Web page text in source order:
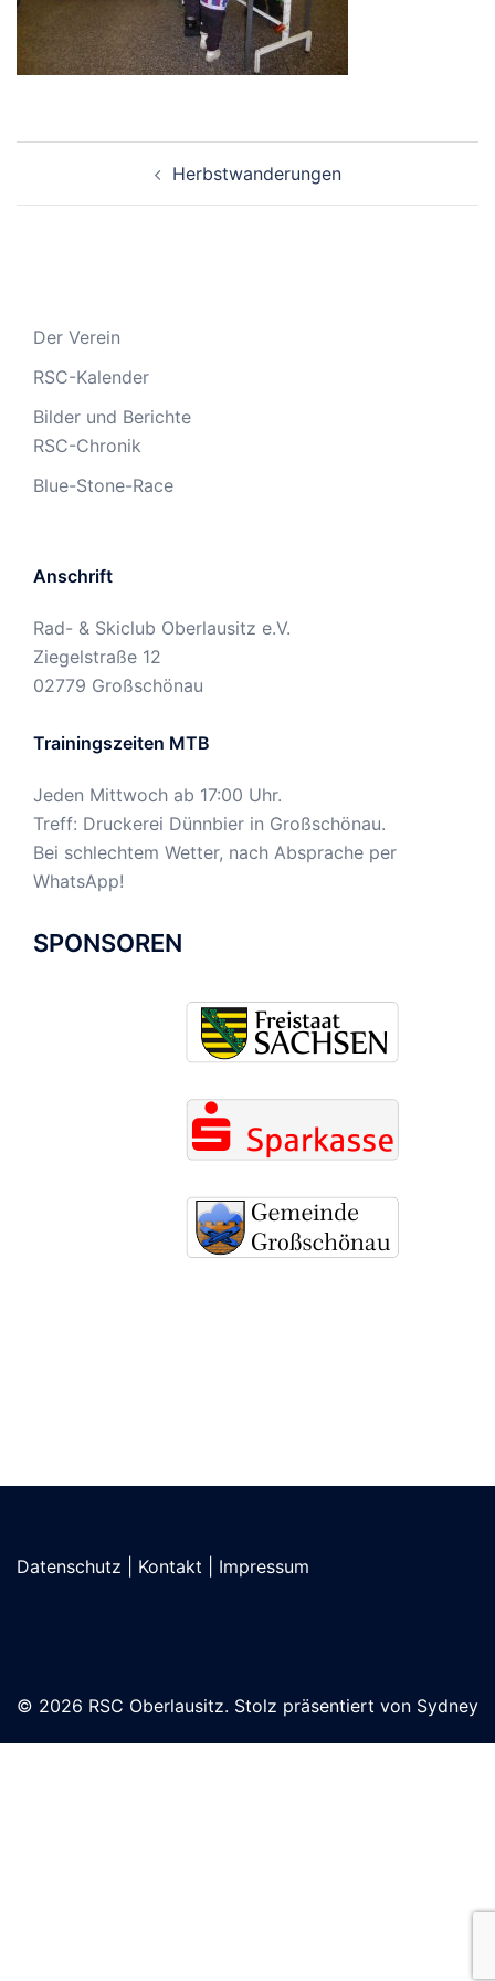
Herbstwanderungen
Der Verein
RSC-Kalender
Bilder und Berichte
RSC-Chronik
Blue-Stone-Race
Anschrift
Rad- & Skiclub Oberlausitz e.V.
Ziegelstraße 12
02779 Großschönau
Trainingszeiten MTB
Jeden Mittwoch ab 17:00 Uhr.
Treff: Druckerei Dünnbier in Großschönau.
Bei schlechtem Wetter, nach Absprache per
WhatsApp!
SPONSOREN
Datenschutz Kontakt Impressum
© 2026 RSC Oberlausitz. Stolz präsentiert von Sydney